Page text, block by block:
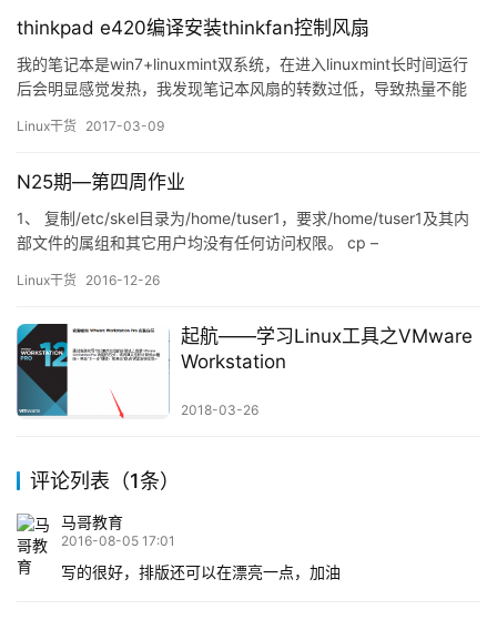
CPU的插脚和性能不同，所以针对不同的CPU也有不同的主板。…
thinkpad e420编译安装thinkfan控制风扇
我的笔记本是win7+linuxmint双系统，在进入linuxmint长时间运行
后会明显感觉发热，我发现笔记本风扇的转数过低，导致热量不能
包 https://sourceforge.net/projects/thinkfan/ 最新版本是
Linux干货 2017-03-09
N25期—第四周作业
1、 复制/etc/skel目录为/home/tuser1，要求/home/tuser1及其内
部文件的属组和其它用户均没有任何访问权限。 cp –
辑/etc/group文件，添加组hado…
Linux干货 2016-12-26
起航——学习Linux工具之VMware
Workstation
2018-03-26
评论列表（1条）
马哥教育
2016-08-05 17:01
写的很好，排版还可以在漂亮一点，加油